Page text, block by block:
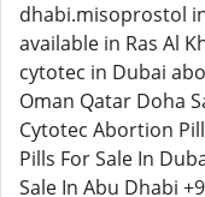
dhabi.misoprostol
available in Ras Al
cytotec in Dubai
Oman Qatar Doha
Cytotec Abortion
Pills For Sale In
Sale In Abu Dhabi